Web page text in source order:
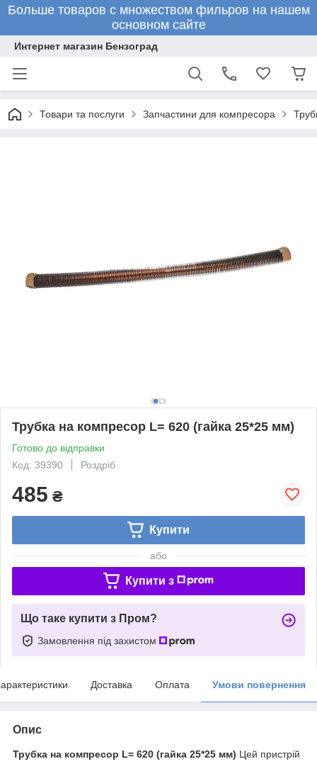
Больше товаров с множеством фильров на нашем
основном сайте
Интернет магазин Бензоград
Товари та послуги Запчастини для компресора
Трубка на компресор L= 620 (гайка 25*25 мм)
Готово до відправки
Код: 39390
Роздріб
485 ₴
Купити
або
Купити з
Що таке купити з Пром?
Замовлення під захистом
Доставка Оплата Умови повернення
Опис
Трубка на компресор L= 620 (гайка 25*25 мм) Цей пристрій